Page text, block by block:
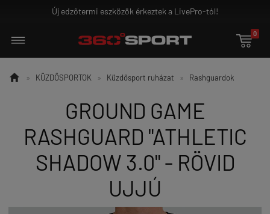
Ground Game - az igazi harcosoknak!

0
 » KÜZDŐSPORTOK » Küzdősport ruházat » Rashguardok
GROUND GAME
RASHGUARD "ATHLETIC
SHADOW 3.0" - RÖVID
UJJÚ